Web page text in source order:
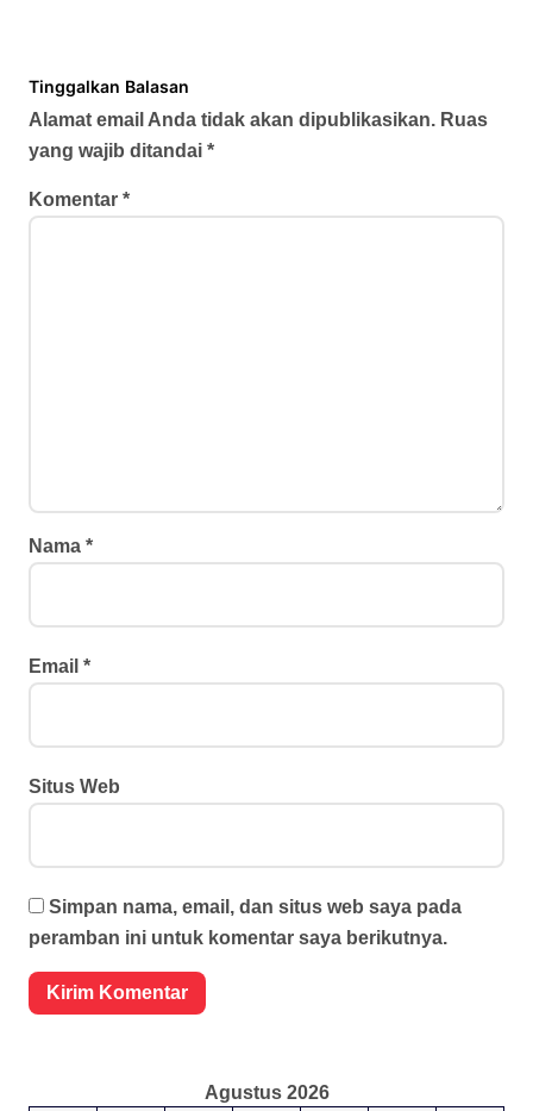
Tinggalkan Balasan
Alamat email Anda tidak akan dipublikasikan. Ruas
yang wajib ditandai *
Komentar *
Nama *
Email *
Situs Web
Simpan nama, email, dan situs web saya pada
peramban ini untuk komentar saya berikutnya.
Agustus 2026